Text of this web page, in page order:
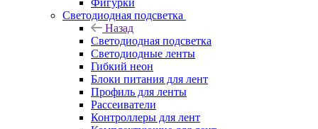
Фигурки
Светодиодная подсветка
Назад
Светодиодная подсветка
Светодиодные ленты
Гибкий неон
Блоки питания для лент
Профиль для ленты
Рассеиватели
Контроллеры для лент